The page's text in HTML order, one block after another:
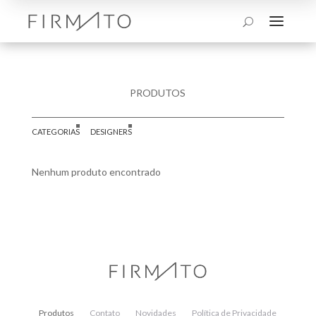
U a
PRODUTOS
CATEGORIAS DESIGNERS
Nenhum produto encontrado
Produtos Contato Novidades
Política de Privacidade